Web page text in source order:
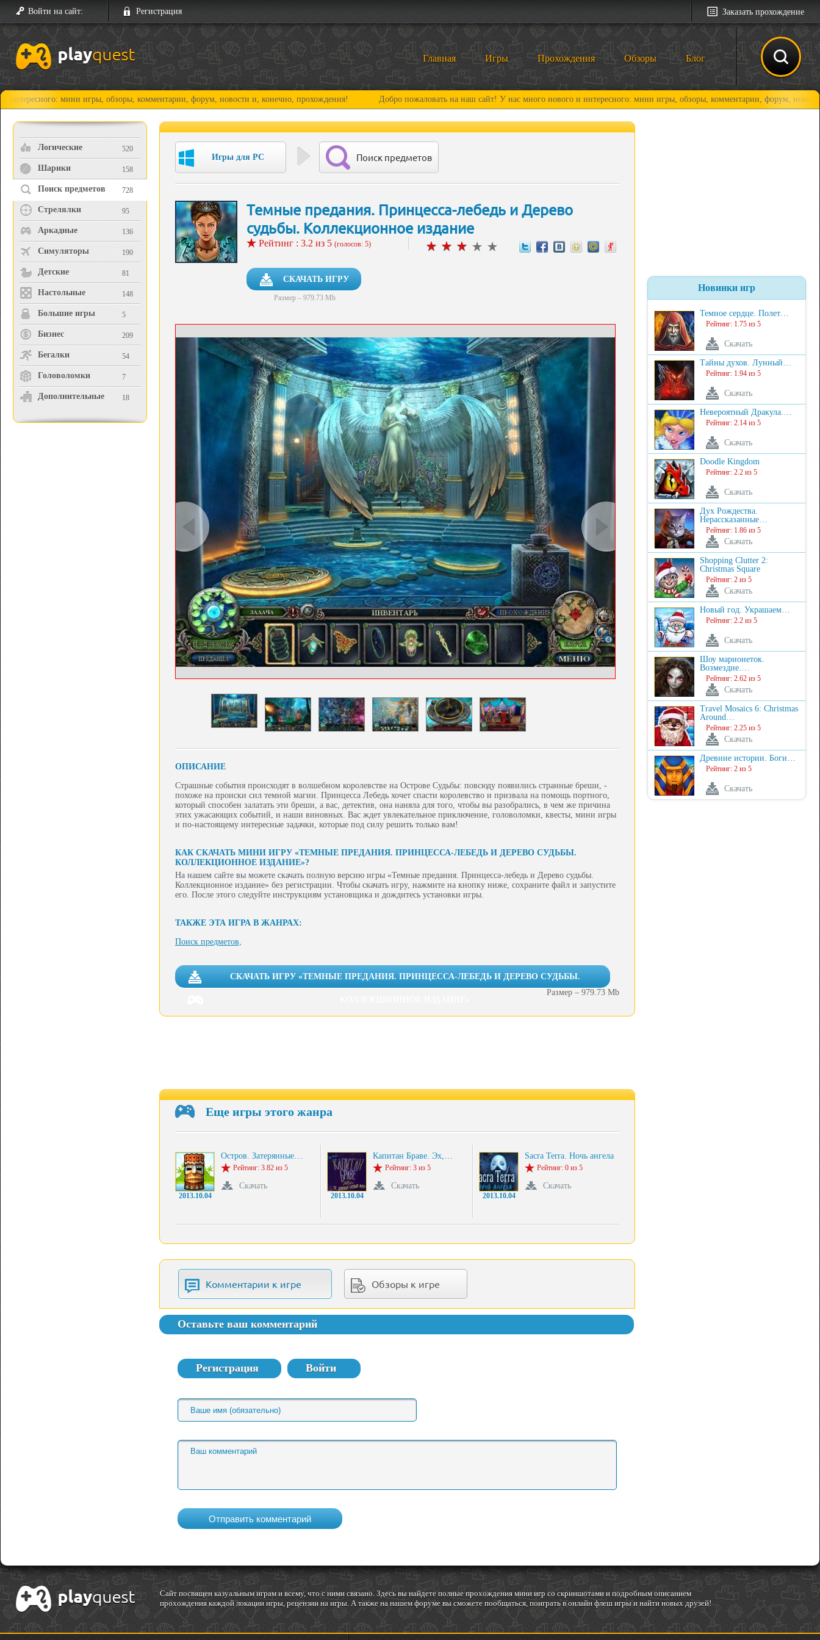
Войти на сайт: Регистрация Заказать прохождение
Главная Игры Прохождения Обзоры Блог
мини игры, обзоры, комментарии, форум, новости и, конечно, прохождения! Добро пожаловать на наш сайт! У нас много нового и интересного: мини игры, обзоры, комментарии, форум, новости и,
Логические 520
Шарики 158
Поиск предметов 728
Стрелялки 95
Аркадные 136
Симуляторы 190
Детские 81
Настольные 148
Большие игры 5
Бизнес 209
Бегалки 54
Головоломки 7
Дополнительные 18
Игры для PC Поиск предметов
Темные предания. Принцесса-лебедь и Дерево
судьбы. Коллекционное издание
Рейтинг : 3.2 из 5 (голосов: 5)
СКАЧАТЬ ИГРУ
Размер – 979.73 Mb
ОПИСАНИЕ
Страшные события происходят в волшебном королевстве на Острове Судьбы: повсюду появились странные бреши, -
похоже на происки сил темной магии. Принцесса Лебедь хочет спасти королевство и призвала на помощь портного,
который способен залатать эти бреши, а вас, детектив, она наняла для того, чтобы вы разобрались, в чем же причина
этих ужасающих событий, и наши виновных. Вас ждет увлекательное приключение, головоломки, квесты, мини игры
и по-настоящему интересные задачки, которые под силу решить только вам!
КАК СКАЧАТЬ МИНИ ИГРУ «ТЕМНЫЕ ПРЕДАНИЯ. ПРИНЦЕССА-ЛЕБЕДЬ И ДЕРЕВО СУДЬБЫ.
КОЛЛЕКЦИОННОЕ ИЗДАНИЕ»?
На нашем сайте вы можете скачать полную версию игры «Темные предания. Принцесса-лебедь и Дерево судьбы.
Коллекционное издание» без регистрации. Чтобы скачать игру, нажмите на кнопку ниже, сохраните файл и запустите
его. После этого следуйте инструкциям установщика и дождитесь установки игры.
ТАКЖЕ ЭТА ИГРА В ЖАНРАХ:
Поиск предметов,
СКАЧАТЬ ИГРУ «ТЕМНЫЕ ПРЕДАНИЯ. ПРИНЦЕССА-ЛЕБЕДЬ И ДЕРЕВО СУДЬБЫ.
Размер – 979.73 Mb
Еще игры этого жанра
2013.10.04
Остров. Затерянные…
Рейтинг: 3.82 из 5
Скачать
2013.10.04
Капитан Браве. Эх,…
Рейтинг: 3 из 5
Скачать
2013.10.04
Sacra Terra. Ночь ангела
Рейтинг: 0 из 5
Скачать
Комментарии к игре Обзоры к игре
Оставьте ваш комментарий
Регистрация Войти
Новинки игр
Темное сердце. Полет…
Рейтинг: 1.75 из 5
Скачать
Тайны духов. Лунный…
Рейтинг: 1.94 из 5
Скачать
Невероятный Дракула.…
Рейтинг: 2.14 из 5
Скачать
Doodle Kingdom
Рейтинг: 2.2 из 5
Скачать
Дух Рождества.
Нерассказанные…
Рейтинг: 1.86 из 5
Скачать
Shopping Clutter 2:
Christmas Square
Рейтинг: 2 из 5
Скачать
Новый год. Украшаем…
Рейтинг: 2.2 из 5
Скачать
Шоу марионеток.
Возмездие.…
Рейтинг: 2.62 из 5
Скачать
Travel Mosaics 6: Christmas
Around…
Рейтинг: 2.25 из 5
Скачать
Древние истории. Боги…
Рейтинг: 2 из 5
Скачать
Cайт посвящен казуальным играм и всему, что с ними связано. Здесь вы найдете полные прохождения мини игр со скриншотами и подробным описанием
прохождения каждой локации игры, рецензии на игры. А также на нашем форуме вы сможете пообщаться, поиграть в онлайн флеш игры и найти новых друзей!